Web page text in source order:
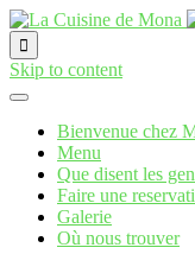

Skip to content
Bienvenue chez
Menu
Que disent les
Faire une
Galerie
Où nous trouver